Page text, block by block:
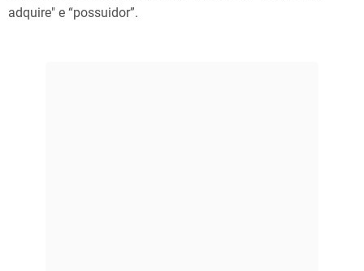
adquire" e “possuidor”.